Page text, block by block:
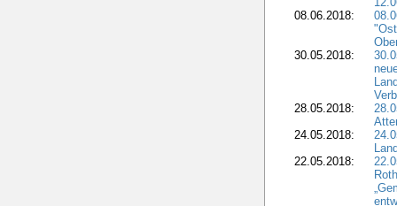
08.06.2018:
30.05.2018:
28.05.2018:
24.05.2018:
22.05.2018: